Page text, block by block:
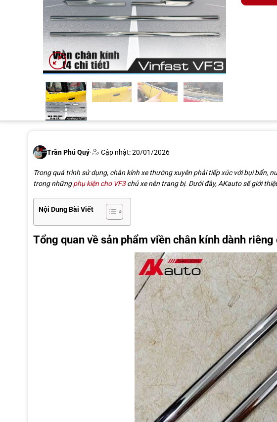
Trần Phú Quý· Cập nhật: 20/01/2026
Trong quá trình sử dụng, chân kính xe thường xuyên phải tiếp xúc với bụi bẩn,
trong nhữngphụ kiện cho VF3chủ xe nên trang bị. Dưới đây, AKauto sẽ giới
Nội Dung Bài Viết
Tổng quan về sản phẩm viền chân kính dành riêng